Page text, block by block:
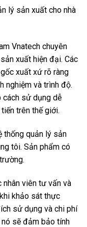
lý sản xuất cho nhà
Vnatech chuyên
xuất hiện đại. Các
xuất xứ rõ ràng
nghiệm và trình độ.
cách sử dụng dễ
trên thế giới.
thống quản lý sản
tôi. Sản phẩm có
viên tư vấn và
khảo sát thực
sử dụng và chi phí
sẽ đảm bảo tính